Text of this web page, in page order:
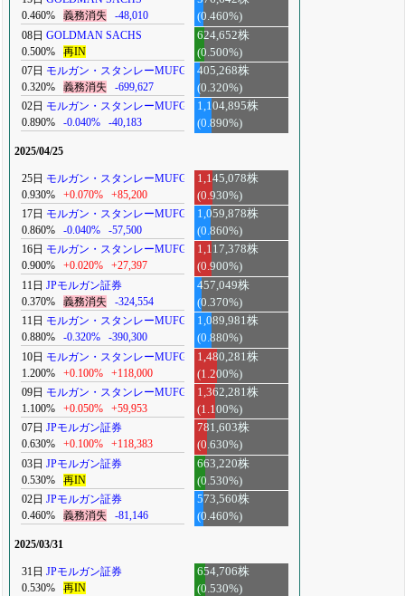
0.460%
義務消失 -48,010
(0.460%)
08日 GOLDMAN SACHS
0.500%
再IN
624,652株
(0.500%)
07日 モルガン・スタンレーMUFG
0.320%
義務消失 -699,627
405,268株
(0.320%)
02日 モルガン・スタンレーMUFG
0.890%
-0.040% -40,183
1,104,895株
(0.890%)
2025/04/25
25日 モルガン・スタンレーMUFG
0.930%
+0.070% +85,200
1,145,078株
(0.930%)
17日 モルガン・スタンレーMUFG
0.860%
-0.040% -57,500
1,059,878株
(0.860%)
16日 モルガン・スタンレーMUFG
0.900%
+0.020% +27,397
1,117,378株
(0.900%)
11日 JPモルガン証券
0.370%
義務消失 -324,554
457,049株
(0.370%)
11日 モルガン・スタンレーMUFG
0.880%
-0.320% -390,300
1,089,981株
(0.880%)
10日 モルガン・スタンレーMUFG
1.200%
+0.100% +118,000
1,480,281株
(1.200%)
09日 モルガン・スタンレーMUFG
1.100%
+0.050% +59,953
1,362,281株
(1.100%)
07日 JPモルガン証券
0.630%
+0.100% +118,383
781,603株
(0.630%)
03日 JPモルガン証券
0.530%
再IN
663,220株
(0.530%)
02日 JPモルガン証券
0.460%
義務消失 -81,146
573,560株
(0.460%)
2025/03/31
31日 JPモルガン証券
0.530%
再IN
654,706株
(0.530%)